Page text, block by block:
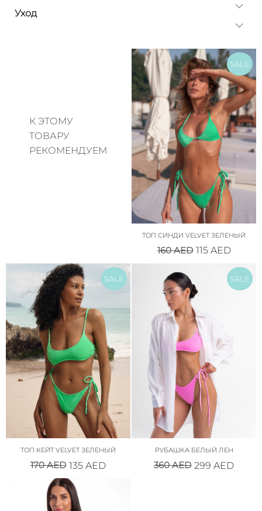
Уход
К ЭТОМУ
ТОВАРУ
РЕКОМЕНДУЕМ
SALE
ТОП СИНДИ VELVET ЗЕЛЕНЫЙ
160AED 115 AED
SALE
ТОП КЕЙТ VELVET ЗЕЛЕНЫЙ
170AED 135 AED
SALE
РУБАШКА БЕЛЫЙ ЛЕН
360AED 299 AED